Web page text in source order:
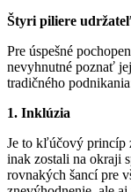
Štyri piliere
Pre úspešné
nevyhnutné poznať
tradičného
1. Inklúzia
Je to kľúčový princíp
inak zostali na okraji
rovnakých šancí pre